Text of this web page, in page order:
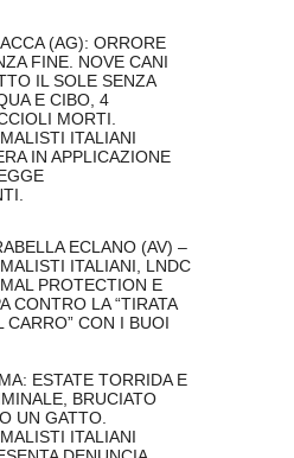
(AG): ORRORE
FINE. NOVE CANI
IL SOLE SENZA
E CIBO, 4
MORTI.
ITALIANI
IN APPLICAZIONE
ECLANO (AV) –
ITALIANI, LNDC
PROTECTION E
CONTRO LA “TIRATA
CARRO” CON I BUOI
ESTATE TORRIDA E
BRUCIATO
UN GATTO.
ITALIANI